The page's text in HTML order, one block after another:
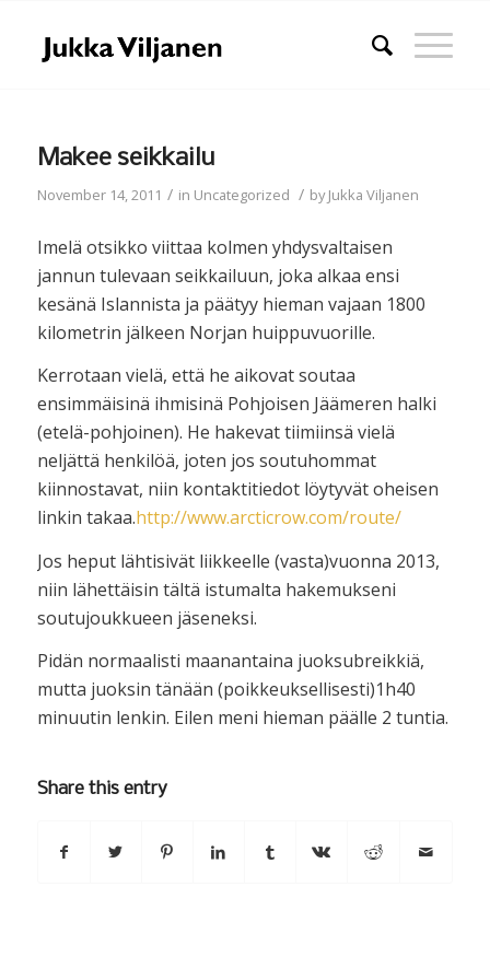
Makee seikkailu
November 14, 2011 / in Uncategorized / byJukka Viljanen
Imelä otsikko viittaa kolmen yhdysvaltaisen
jannun tulevaan seikkailuun, joka alkaa ensi
kesänä Islannista ja päätyy hieman vajaan 1800
kilometrin jälkeen Norjan huippuvuorille.
Kerrotaan vielä, että he aikovat soutaa
ensimmäisinä ihmisinä Pohjoisen Jäämeren halki
(etelä-pohjoinen). He hakevat tiimiinsä vielä
neljättä henkilöä, joten jos soutuhommat
kiinnostavat, niin kontaktitiedot löytyvät oheisen
linkin takaa.http://www.arcticrow.com/route/
Jos heput lähtisivät liikkeelle (vasta)vuonna 2013,
niin lähettäisin tältä istumalta hakemukseni
soutujoukkueen jäseneksi.
Pidän normaalisti maanantaina juoksubreikkiä,
mutta juoksin tänään (poikkeuksellisesti)1h40
minuutin lenkin. Eilen meni hieman päälle 2 tuntia.
Share this entry